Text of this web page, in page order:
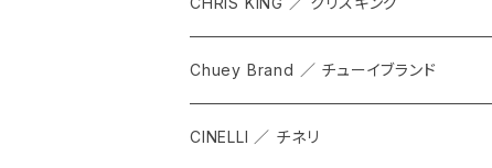
SHADOW
KOMPAK
TOPS
BOTTOMS
Chuey Brand ／ チューイブランド
CINELLI ／ チネリ